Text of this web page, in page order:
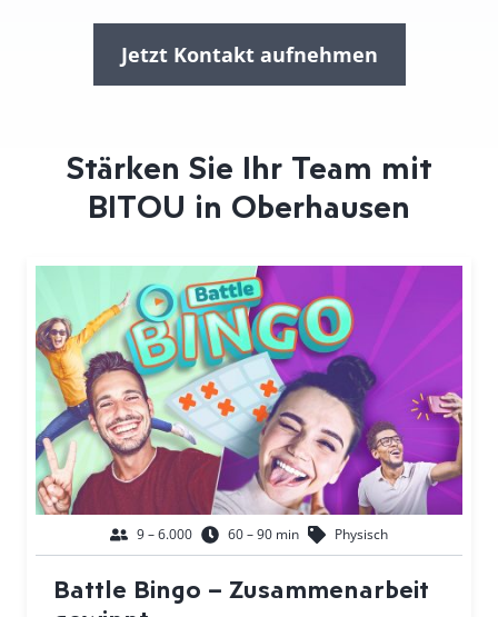
Jetzt Kontakt aufnehmen
Stärken Sie Ihr Team mit
BITOU in Oberhausen
9 – 6.000 60 – 90 min Physisch
Battle Bingo – Zusammenarbeit